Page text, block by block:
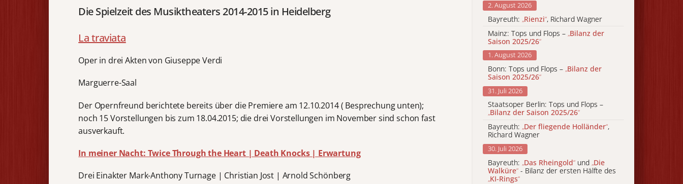
Die Spielzeit des Musiktheaters 2014-2015 in Heidelberg
La traviata
Oper in drei Akten von Giuseppe Verdi
Marguerre-Saal
Der Opernfreund berichtete bereits über die Premiere am 12.10.2014 ( Besprechung unten);
noch 15 Vorstellungen bis zum 18.04.2015; die drei Vorstellungen im November sind schon fast
ausverkauft.
In meiner Nacht: Twice Through the Heart | Death Knocks | Erwartung
Drei Einakter Mark-Anthony Turnage | Christian Jost | Arnold Schönberg
2. August 2026
Bayreuth: „Rienzi“, Richard Wagner
Mainz: Tops und Flops – „Bilanz der
Saison 2025/26“
1. August 2026
Bonn: Tops und Flops – „Bilanz der
Saison 2025/26“
31. Juli 2026
Staatsoper Berlin: Tops und Flops –
„Bilanz der Saison 2025/26“
Bayreuth: „Der fliegende Holländer“,
Richard Wagner
30. Juli 2026
Bayreuth: „Das Rheingold“ und „Die
Walküre“ - Bilanz der ersten Hälfte des
„KI-Rings“